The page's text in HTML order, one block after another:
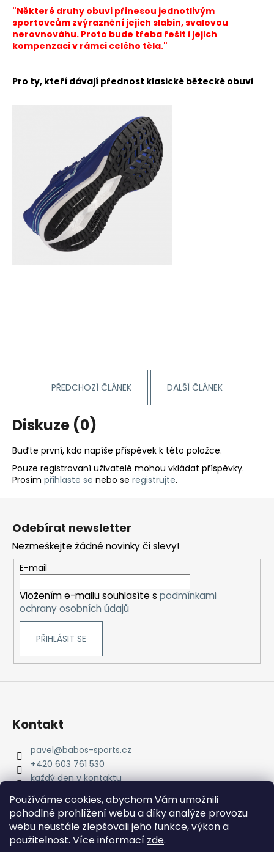
Používáme cookies, abychom Vám umožnili
pohodlné prohlížení webu a díky analýze provozu
webu neustále zlepšovali jeho funkce, výkon a
použitelnost. Více informací zde.
"Některé druhy obuvi přinesou jednotlivým
sportovcům zvýraznění jejich slabin, svalovou
nerovnováhu. Proto bude třeba řešit i jejich
kompenzaci v rámci celého těla."
Pro ty, kteří dávají přednost klasické běžecké obuvi
PŘEDCHOZÍ ČLÁNEK DALŠÍ ČLÁNEK
Diskuze (0)
Buďte první, kdo napíše příspěvek k této položce.
Pouze registrovaní uživatelé mohou vkládat příspěvky.
Prosím přihlaste se nebo se registrujte.
Odebírat newsletter
Nezmeškejte žádné novinky či slevy!
E-mail
Vložením e-mailu souhlasíte s podmínkami
ochrany osobních údajů
PŘIHLÁSIT SE
Kontakt
pavel@babos-sports.cz
+420 603 761 530
každý den v kontaktu